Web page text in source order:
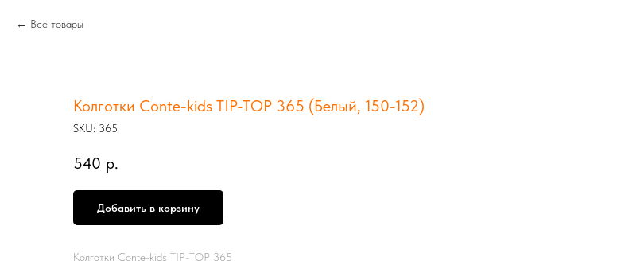
Все товары
Колготки Conte-kids TIP-TOP 365 (Белый, 150-152)
SKU: 365
540 р.
Добавить в корзину
Колготки Conte-kids TIP-TOP 365